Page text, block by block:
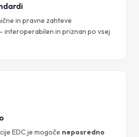
in pravne zahteve
interoperabilen in priznan po vsej
EDC je mogoče neposredno